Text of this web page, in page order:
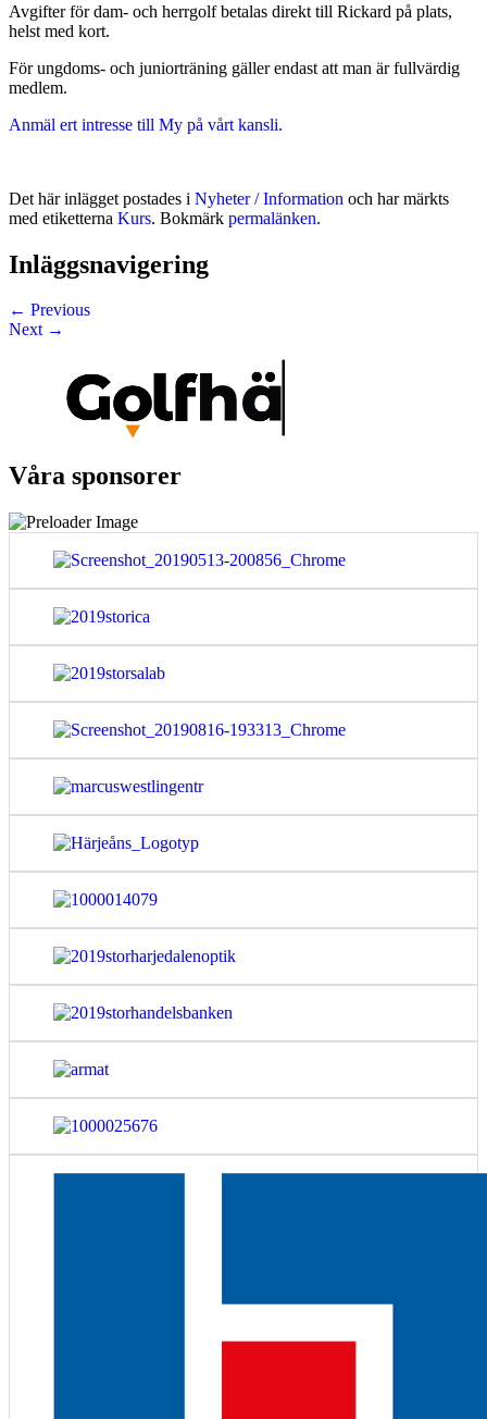
Avgifter för dam- och herrgolf betalas direkt till Rickard på plats,
helst med kort.
För ungdoms- och juniorträning gäller endast att man är fullvärdig
medlem.
Anmäl ert intresse till My på vårt kansli.
Det här inlägget postades i Nyheter / Information och har märkts
med etiketterna Kurs. Bokmärk permalänken.
Inläggsnavigering
← Previous
Next →
Våra sponsorer